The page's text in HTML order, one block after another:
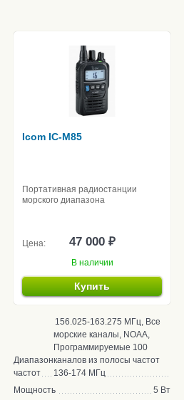
Icom IC-M85
Портативная радиостанции
морского диапазона
Цена: 47 000 ₽
В наличии
Купить
Диапазон
частот
156.025-163.275 МГц, Все
морские каналы, NOAA,
Программируемые 100
каналов из полосы частот
136-174 МГц
Мощность
5 Вт